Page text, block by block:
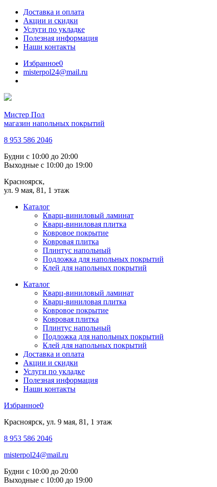
Доставка и оплата
Акции и скидки
Услуги по укладке
Полезная информация
Наши контакты
Избранное0
misterpol24@mail.ru
Мистер Пол
магазин напольных покрытий
8 953 586 2046
Будни с 10:00 до 20:00
Выходные с 10:00 до 19:00
Красноярск,
ул. 9 мая, 81, 1 этаж
Каталог
Кварц-виниловый ламинат
Кварц-виниловая плитка
Ковровое покрытие
Ковровая плитка
Плинтус напольный
Подложка для напольных покрытий
Клей для напольных покрытий
Каталог
Кварц-виниловый ламинат
Кварц-виниловая плитка
Ковровое покрытие
Ковровая плитка
Плинтус напольный
Подложка для напольных покрытий
Клей для напольных покрытий
Доставка и оплата
Акции и скидки
Услуги по укладке
Полезная информация
Наши контакты
Избранное0
Красноярск, ул. 9 мая, 81, 1 этаж
8 953 586 2046
misterpol24@mail.ru
Будни с 10:00 до 20:00
Выходные с 10:00 до 19:00